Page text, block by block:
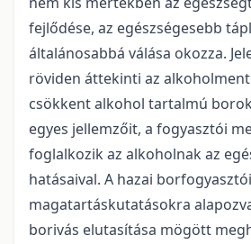
fejlődése, az egészségesebb
általánosabbá válása okozza.
röviden áttekinti az
csökkent alkohol tartalmú
egyes jellemzőit, a fogyasztói
foglalkozik az alkoholnak az
hatásaival. A hazai borfogyasztói
magatartáskutatásokra
borivás elutasítása mögött